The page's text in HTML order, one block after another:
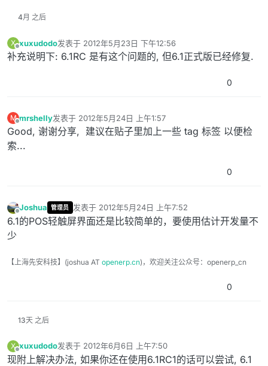
4月 之后
X
离线
xuxudodo发表于 2012年5月23日 下午12:56
最后由 编辑
补充说明下: 6.1RC 是有这个问题的, 但6.1正式版已经修复.
0
M
离线
mrshelly发表于 2012年5月24日 上午1:57
最后由 编辑
Good, 谢谢分享, 建议在贴子里加上一些 tag 标签 以便检
索...
0
离线
Joshua 管理员 发表于 2012年5月24日 上午7:52
最后由 编辑
6.1的POS轻触屏界面还是比较简单的，要使用估计开发量不
少
【上海先安科技】(joshua AT openerp.cn)，欢迎关注公众号：openerp_cn
0
13天 之后
X
离线
xuxudodo发表于 2012年6月6日 上午7:50
最后由 编辑
现附上解决办法, 如果你还在使用6.1RC1的话可以尝试, 6.1